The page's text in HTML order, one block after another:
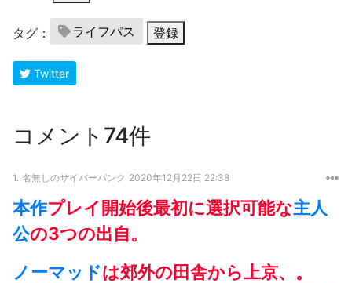
タグ： ライフパス 登録
Twitter
コメント74件
1. 名無しのサイバーパンク 2020年12月22日 22:38
本作プレイ開始後最初に選択可能な主人
公の3つの出自。
ノーマッドは郊外の田舎から上京、。